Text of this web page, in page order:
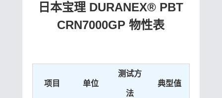
日本宝理 DURANEX® PBT
CRN7000GP 物性表
项目 单位
测试方
法
典型值